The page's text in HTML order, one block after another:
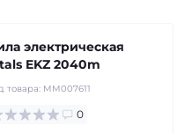
электрическая
EKZ 2040m
товара: MM007611
0